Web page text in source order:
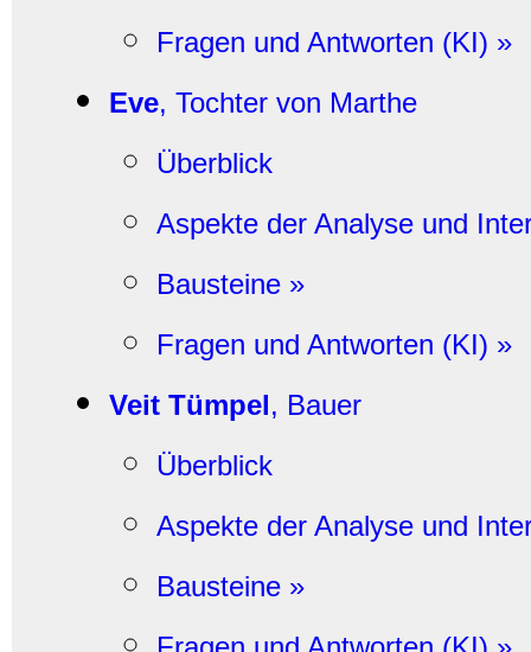
Fragen und Antworten (KI) »
Eve, Tochter von Marthe
Überblick
Aspekte der Analyse und
Bausteine »
Fragen und Antworten (KI) »
Veit Tümpel, Bauer
Überblick
Aspekte der Analyse und
Bausteine »